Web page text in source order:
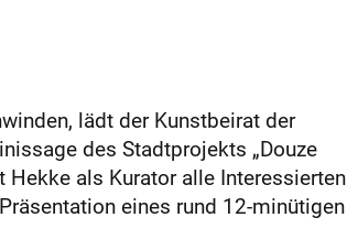
lädt der Kunstbeirat der
des Stadt­projekts „Douze
als Kurator alle Interessierten
eines rund 12-minütigen